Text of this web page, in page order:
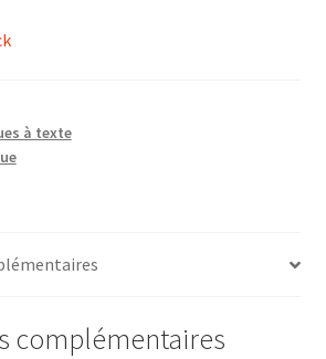
à texte
complémentaires